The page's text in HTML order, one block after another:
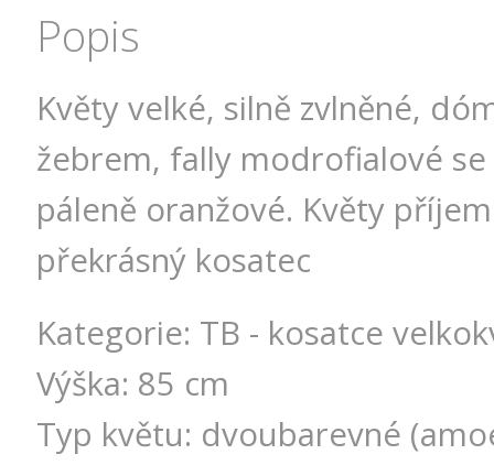
Popis
Květy velké, silně zvlněné,
žebrem, fally modrofialové
páleně oranžové. Květy
překrásný kosatec
Kategorie: TB - kosatce
Výška: 85 cm
Typ květu: dvoubarevné